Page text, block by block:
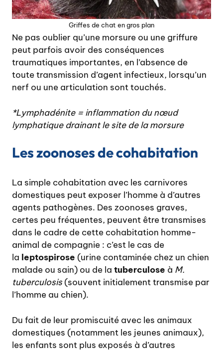
Griffes de chat en gros plan
Ne pas oublier qu’une morsure ou une griffure
peut parfois avoir des conséquences
traumatiques importantes, en l’absence de
toute transmission d’agent infectieux, lorsqu’un
nerf ou une articulation sont touchés.
*Lymphadénite = inflammation du nœud
lymphatique drainant le site de la morsure
Les zoonoses de cohabitation
La simple cohabitation avec les carnivores
domestiques peut exposer l’homme à d’autres
agents pathogènes. Des zoonoses graves,
certes peu fréquentes, peuvent être transmises
dans le cadre de cette cohabitation homme-
animal de compagnie : c’est le cas de
la leptospirose (urine contaminée chez un chien
malade ou sain) ou de la tuberculose à M.
tuberculosis (souvent initialement transmise par
l’homme au chien).
Du fait de leur promiscuité avec les animaux
domestiques (notamment les jeunes animaux),
les enfants sont plus exposés à d’autres